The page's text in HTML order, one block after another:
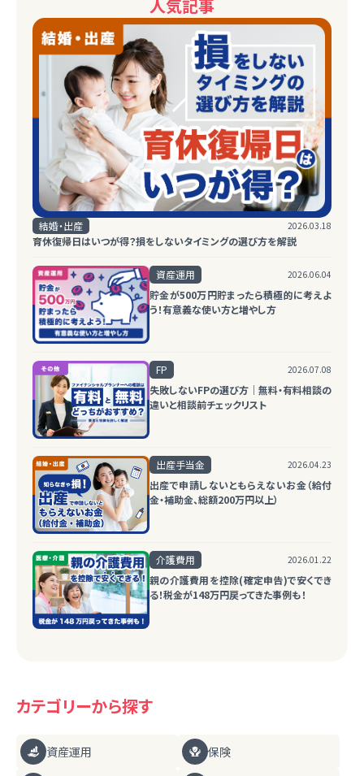
人気記事
結婚・出産 2026.03.18
育休復帰日はいつが得？損をしないタイミングの選び方を解説
資産運用 2026.06.04
貯金が500万円貯まったら積極的に考えよ
う！有意義な使い方と増やし方
FP 2026.07.08
失敗しないFPの選び方｜無料・有料相談の
違いと相談前チェックリスト
出産手当金 2026.04.23
出産で申請しないともらえないお金（給付
金・補助金、総額200万円以上）
介護費用 2026.01.22
親の介護費用を控除(確定申告)で安くでき
る！税金が148万円戻ってきた事例も！
カテゴリーから探す
資産運用 保険